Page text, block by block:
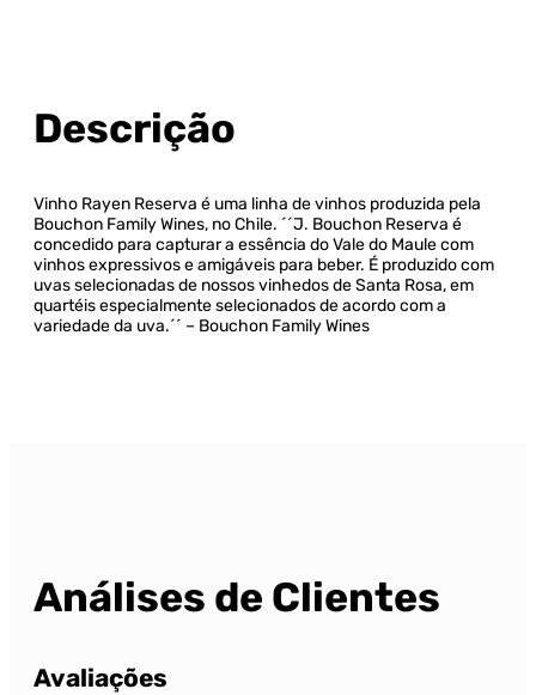
Descrição
Vinho Rayen Reserva é uma linha de vinhos produzida pela
Bouchon Family Wines, no Chile. ´´J. Bouchon Reserva é
concedido para capturar a essência do Vale do Maule com
vinhos expressivos e amigáveis para beber. É produzido com
uvas selecionadas de nossos vinhedos de Santa Rosa, em
quartéis especialmente selecionados de acordo com a
variedade da uva.´´ – Bouchon Family Wines
Análises de Clientes
Avaliações